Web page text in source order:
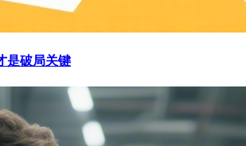
是破局关键